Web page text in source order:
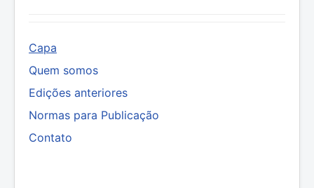
Capa
Quem somos
Edições anteriores
Normas para Publicação
Contato